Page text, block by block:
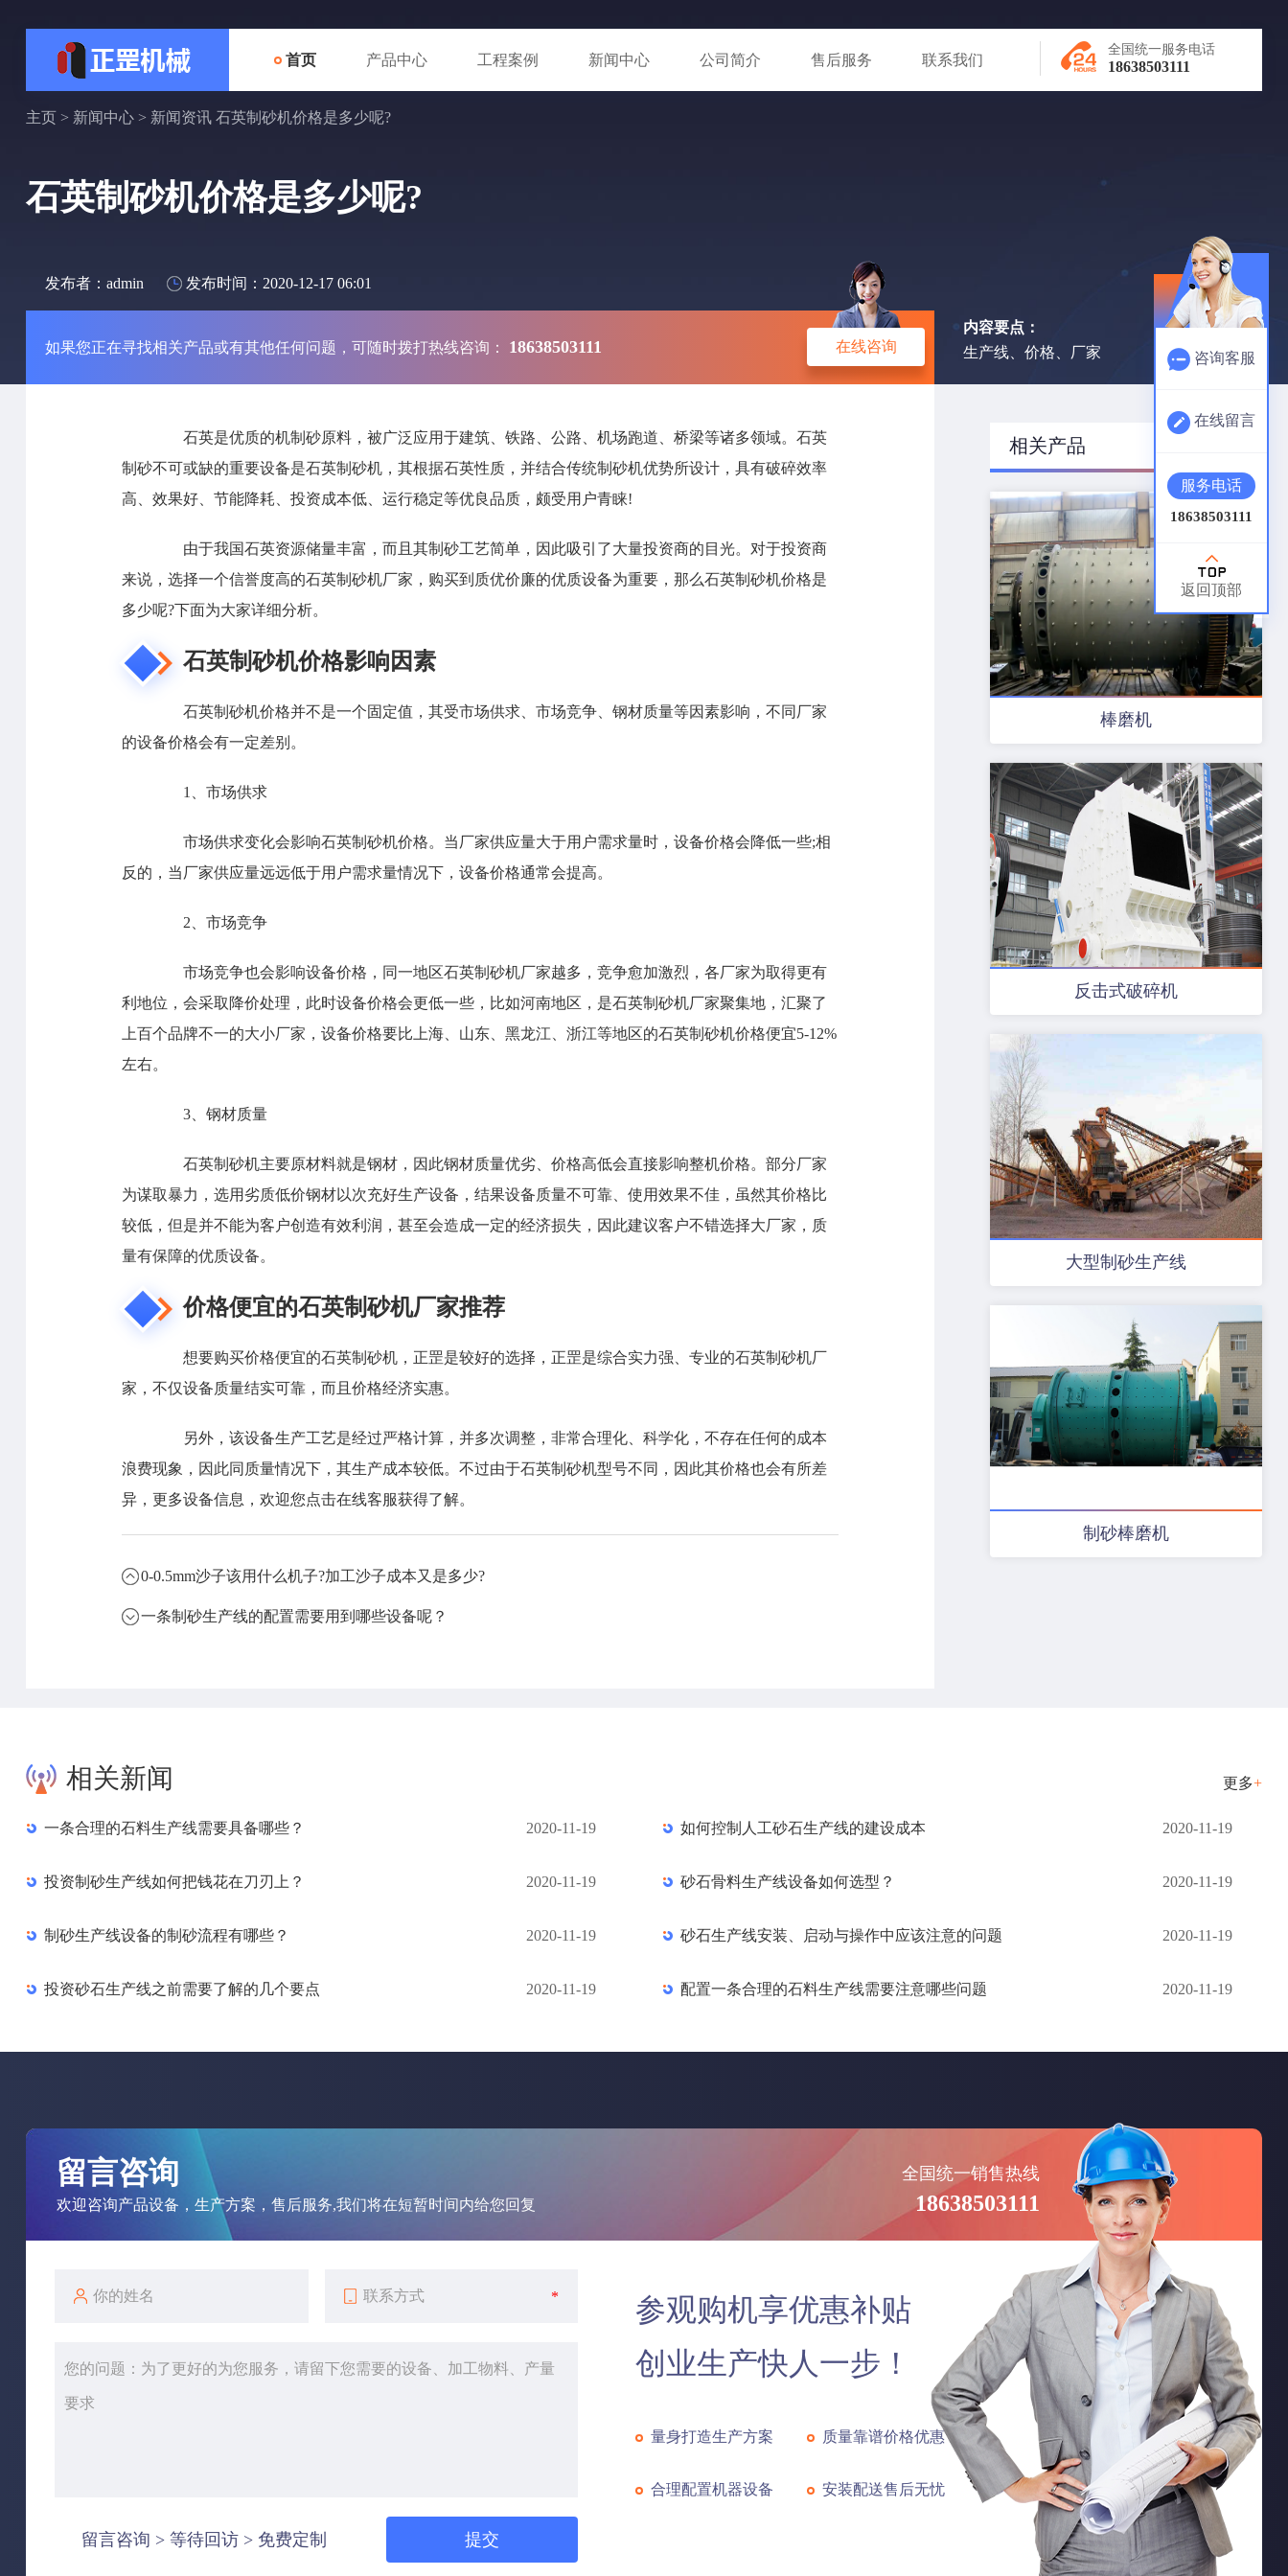
首页 产品中心 工程案例 新闻中心 公司简介 售后服务 联系我们
全国统一服务电话
18638503111
主页> 新闻中心> 新闻资讯石英制砂机价格是多少呢?
石英制砂机价格是多少呢?
发布者：admin 发布时间：2020-12-17 06:01
如果您正在寻找相关产品或有其他任何问题，可随时拨打热线咨询： 18638503111 在线咨询
内容要点：
生产线、价格、厂家
石英是优质的机制砂原料，被广泛应用于建筑、铁路、公路、机场跑道、桥梁等诸多领域。石英
制砂不可或缺的重要设备是石英制砂机，其根据石英性质，并结合传统制砂机优势所设计，具有破碎效率
高、效果好、节能降耗、投资成本低、运行稳定等优良品质，颇受用户青睐!
由于我国石英资源储量丰富，而且其制砂工艺简单，因此吸引了大量投资商的目光。对于投资商
来说，选择一个信誉度高的石英制砂机厂家，购买到质优价廉的优质设备为重要，那么石英制砂机价格是
多少呢?下面为大家详细分析。
石英制砂机价格影响因素
石英制砂机价格并不是一个固定值，其受市场供求、市场竞争、钢材质量等因素影响，不同厂家
的设备价格会有一定差别。
1、市场供求
市场供求变化会影响石英制砂机价格。当厂家供应量大于用户需求量时，设备价格会降低一些;相
反的，当厂家供应量远远低于用户需求量情况下，设备价格通常会提高。
2、市场竞争
市场竞争也会影响设备价格，同一地区石英制砂机厂家越多，竞争愈加激烈，各厂家为取得更有
利地位，会采取降价处理，此时设备价格会更低一些，比如河南地区，是石英制砂机厂家聚集地，汇聚了
上百个品牌不一的大小厂家，设备价格要比上海、山东、黑龙江、浙江等地区的石英制砂机价格便宜5-12%
左右。
3、钢材质量
石英制砂机主要原材料就是钢材，因此钢材质量优劣、价格高低会直接影响整机价格。部分厂家
为谋取暴力，选用劣质低价钢材以次充好生产设备，结果设备质量不可靠、使用效果不佳，虽然其价格比
较低，但是并不能为客户创造有效利润，甚至会造成一定的经济损失，因此建议客户不错选择大厂家，质
量有保障的优质设备。
价格便宜的石英制砂机厂家推荐
想要购买价格便宜的石英制砂机，正罡是较好的选择，正罡是综合实力强、专业的石英制砂机厂
家，不仅设备质量结实可靠，而且价格经济实惠。
另外，该设备生产工艺是经过严格计算，并多次调整，非常合理化、科学化，不存在任何的成本
浪费现象，因此同质量情况下，其生产成本较低。不过由于石英制砂机型号不同，因此其价格也会有所差
异，更多设备信息，欢迎您点击在线客服获得了解。
0-0.5mm沙子该用什么机子?加工沙子成本又是多少?
一条制砂生产线的配置需要用到哪些设备呢？
相关产品
棒磨机
反击式破碎机
大型制砂生产线
制砂棒磨机
相关新闻 更多+
一条合理的石料生产线需要具备哪些？ 2020-11-19 如何控制人工砂石生产线的建设成本 2020-11-19
投资制砂生产线如何把钱花在刀刃上？ 2020-11-19 砂石骨料生产线设备如何选型？ 2020-11-19
制砂生产线设备的制砂流程有哪些？ 2020-11-19 砂石生产线安装、启动与操作中应该注意的问题 2020-11-19
投资砂石生产线之前需要了解的几个要点 2020-11-19 配置一条合理的石料生产线需要注意哪些问题 2020-11-19
留言咨询
欢迎咨询产品设备，生产方案，售后服务,我们将在短暂时间内给您回复
全国统一销售热线
18638503111
*
留言咨询 > 等待回访 > 免费定制
参观购机享优惠补贴
创业生产快人一步！
量身打造生产方案 质量靠谱价格优惠
合理配置机器设备 安装配送售后无忧
咨询客服
在线留言
服务电话
18638503111
返回顶部